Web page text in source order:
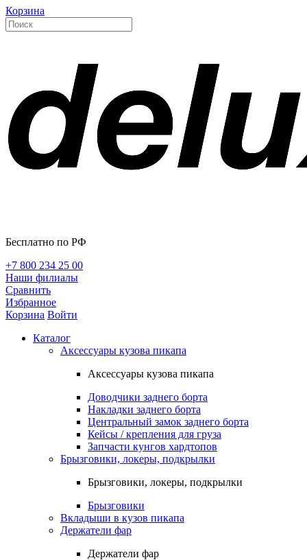
Корзина
Бесплатно по РФ
+7 800 234 25 00
Наши филиалы
Сравнить
Избранное
Корзина Войти
Каталог
Аксессуары кузова пикапа
Аксессуары кузова пикапа
Доводчики заднего борта
Накладки заднего борта
Центральный замок заднего борта
Кейсы / крепления для груза
Запчасти кунгов хардтопов
Брызговики, локеры, подкрылки
Брызговики, локеры, подкрылки
Брызговики
Вкладыши в кузов пикапа
Держатели фар
Держатели фар